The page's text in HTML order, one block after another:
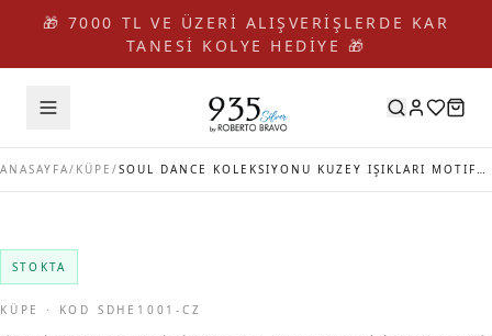
🎁 7000 TL VE ÜZERİ ALIŞVERİŞLERDE KAR
TANESİ KOLYE HEDİYE 🎁
ANASAYFA/ KÜPE / SOUL DANCE KOLEKSIYONU KUZEY IŞIKLARI MOTIFLI GÜMÜŞ KÜPE
STOKTA
KÜPE · KOD SDHE1001-CZ